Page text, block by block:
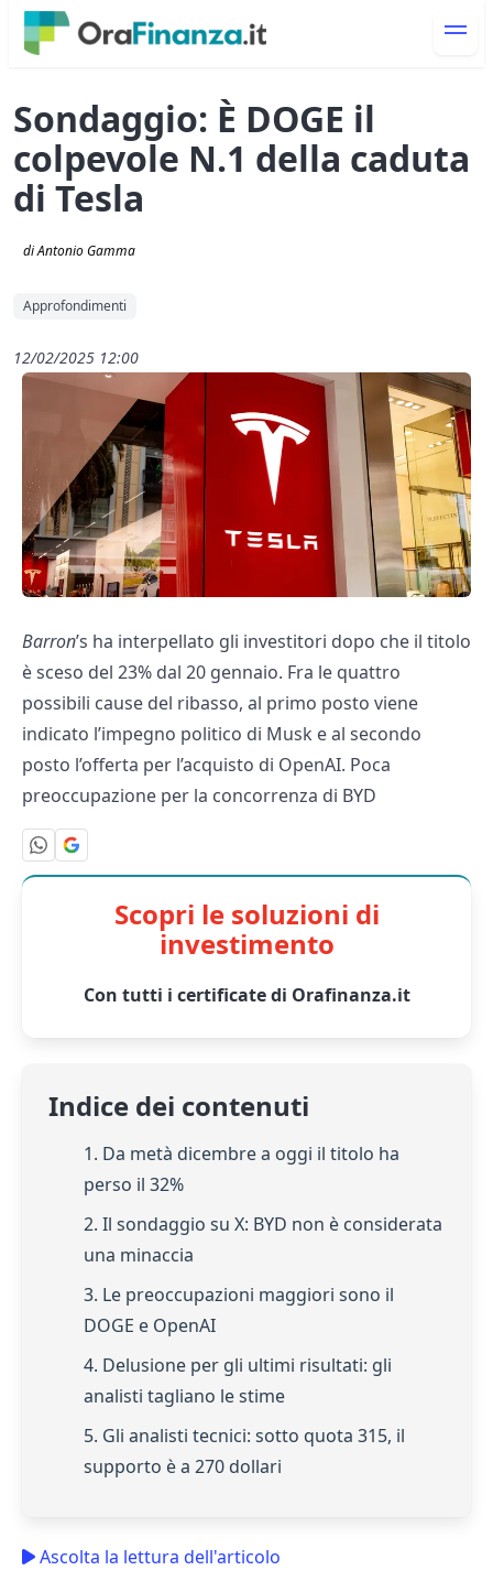
Sondaggio: È DOGE il
colpevole N.1 della caduta
di Tesla
di Antonio Gamma
Approfondimenti
12/02/2025 12:00
Barron’s ha interpellato gli investitori dopo che il titolo
è sceso del 23% dal 20 gennaio. Fra le quattro
possibili cause del ribasso, al primo posto viene
indicato l’impegno politico di Musk e al secondo
posto l’offerta per l’acquisto di OpenAI. Poca
preoccupazione per la concorrenza di BYD
Scopri le soluzioni di
investimento
Con tutti i certificate di Orafinanza.it
Indice dei contenuti
1. Da metà dicembre a oggi il titolo ha
perso il 32%
2. Il sondaggio su X: BYD non è considerata
una minaccia
3. Le preoccupazioni maggiori sono il
DOGE e OpenAI
4. Delusione per gli ultimi risultati: gli
analisti tagliano le stime
5. Gli analisti tecnici: sotto quota 315, il
supporto è a 270 dollari
Ascolta la lettura dell'articolo